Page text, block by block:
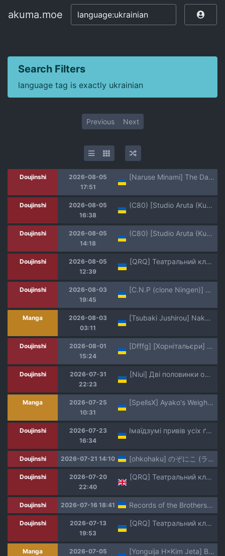
akuma.moe
akuma.moe
Search Filters
language tag is exactly ukrainian
Previous Next
Doujinshi
2026-08-05
17:51
[Naruse Minami] The Day the Relationship Between the Female Knight and the Prince Breaks | Настав день коли стосунки між лицаркою й принцом змінилися [Ukrainian]
Doujinshi
2026-08-05
16:38
(C80) [Studio Aruta (Kusui Aruta)] IS no Hon (Kari) | Книга IS (IS <Infinite Stratos>) [Ukrainian] [MakDesu]
Doujinshi
2026-08-05
14:18
(C80) [Studio Aruta (Kusui Aruta)] IS no Hon (Kari) | Книга IS (IS <Infinite Stratos>) [Ukrainian] [MakDesu]
Doujinshi
2026-08-05
12:39
[QRQ] Театральний клуб 72 [Мрія]
Doujinshi
2026-08-03
19:45
[C.N.P (clone Ningen)] Harukaze Mama-san Volley blue ocean no Kiseki | Волейбол домогосподарок Харукадзе - Диво синього океану [Ukrainian]
Manga
2026-08-03
03:11
[Tsubaki Jushirou] Nakayoshi 3 Kyoudai | Інцестний трійничок [Ukrainian] [Decensored]
Doujinshi
2026-08-01
15:24
[Dfffg] [Хорнітальєри] Зілля сукуба [Ukrainian]
Doujinshi
2026-07-31
22:23
[Niui] Дві половинки однієї душі
Manga
2026-07-25
10:31
[SpellsX] Ayako's Weight Gain | Як Аяко Розтовстіла [Ukrainian / український переклад] [Обережно! Фетиші!] (bbw, ssbbw, weight gain, fat fetish, feederism)
Doujinshi
2026-07-23
16:34
Імаїдзумі привів усіх ґяру у свій дім. Розділ 7 + бонус
Doujinshi 2026-07-21 14:10 [ohkohaku] のぞにこ (ラブライブ!)| Нозо-Ніко [Ukrainian]
Doujinshi
2026-07-20
22:40
[QRQ] Театральний клуб 71 [Мрія]
Doujinshi 2026-07-16 18:41 Records of the Brothers' Successes in Life
Doujinshi
2026-07-13
19:53
[QRQ] Театральний клуб 70 [Мрія]
Manga
2026-07-05
[Yonguija H×Kim Jeta] Boarding Diary 43-55 | Щоденник проживання 43-55 [Ukrainian] [DeAM]